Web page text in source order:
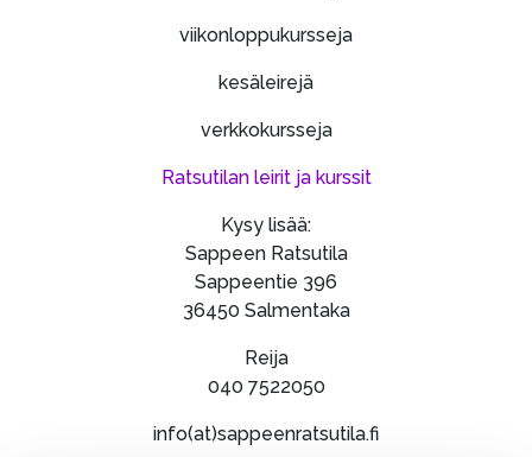
viikonloppukursseja
kesäleirejä
verkkokursseja
Ratsutilan leirit ja kurssit
Kysy lisää:
Sappeen Ratsutila
Sappeentie 396
36450 Salmentaka
Reija
040 7522050
info(at)sappeenratsutila.fi